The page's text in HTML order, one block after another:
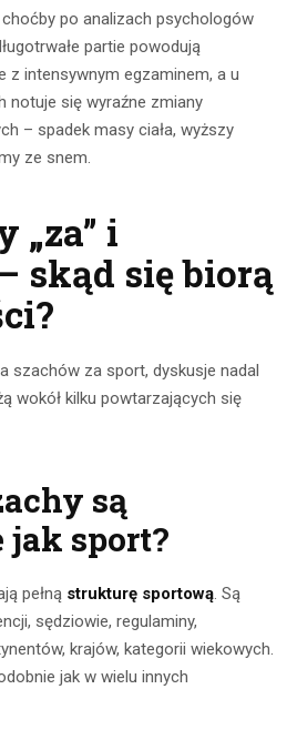
choćby po analizach psychologów
partie powodują
z intensywnym egzaminem, a u
notuje się wyraźne zmiany
– spadek masy ciała, wyższy
ze snem.
„za” i
skąd się biorą
szachów za sport, dyskusje nadal
wokół kilku powtarzających się
są
sport?
pełną strukturę sportową. Są
sędziowie, regulaminy,
krajów, kategorii wiekowych.
jak w wielu innych